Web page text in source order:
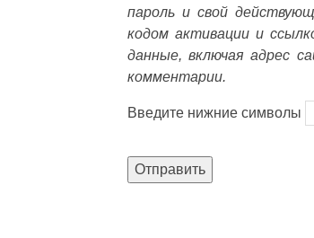
пароль и свой
кодом активации и
данные, включая адрес
комментарии.
Введите нижние символы
Отправить